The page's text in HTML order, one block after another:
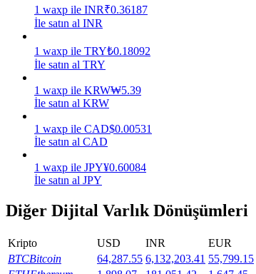
Power Piggy
1 waxp ile INR₹0.36187
İle satın al INR
1 waxp ile TRY₺0.18092
İle satın al TRY
1 waxp ile KRW₩5.39
İle satın al KRW
1 waxp ile CAD$0.00531
İle satın al CAD
1 waxp ile JPY¥0.60084
İle satın al JPY
Diğer Dijital Varlık Dönüşümleri
Kripto USD INR EUR
BTCBitcoin 64,287.55 6,132,203.41 55,799.15